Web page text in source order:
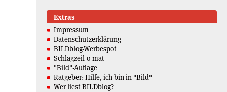
Extras
Impressum
Datenschutzerklärung
BILDblog-Werbespot
Schlagzeil-o-mat
"Bild"-Auflage
Ratgeber: Hilfe, ich bin in "Bild"
Wer liest BILDblog?